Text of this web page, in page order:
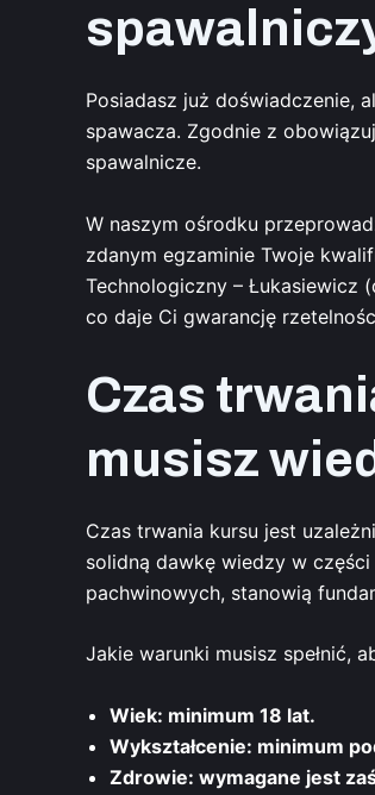
Posiadasz już doświadczenie,
spawacza. Zgodnie z
spawalnicze.
W naszym ośrodku
zdanym egzaminie Twoje
Technologiczny – Łukasiewicz
co daje Ci gwarancję
Czas
musisz
Czas trwania kursu jest
solidną dawkę wiedzy w
pachwinowych, stanowią
Jakie warunki musisz spełnić,
Wiek: minimum 18 lat.
Wykształcenie: minimum
Zdrowie: wymagane jest